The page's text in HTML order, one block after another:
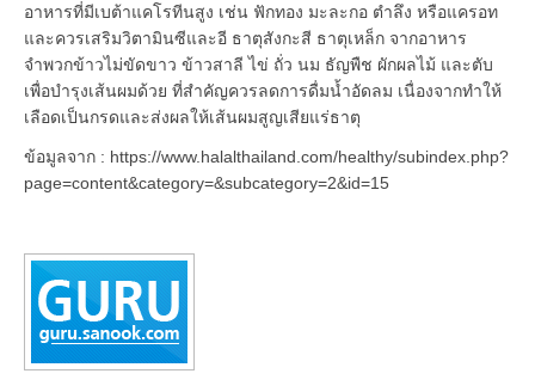
อาหารที่มีเบต้าแคโรทีนสูง เช่น ฟักทอง มะละกอ ตำลึง หรือแครอท
และควรเสริมวิตามินซีและอี ธาตุสังกะสี ธาตุเหล็ก จากอาหาร
จำพวกข้าวไม่ขัดขาว ข้าวสาลี ไข่ ถั่ว นม ธัญพืช ผักผลไม้ และตับ
เพื่อบำรุงเส้นผมด้วย ที่สำคัญควรลดการดื่มน้ำอัดลม เนื่องจากทำให้
เลือดเป็นกรดและส่งผลให้เส้นผมสูญเสียแร่ธาตุ
ข้อมูลจาก : https://www.halalthailand.com/healthy/subindex.php?
page=content&category=&subcategory=2&id=15